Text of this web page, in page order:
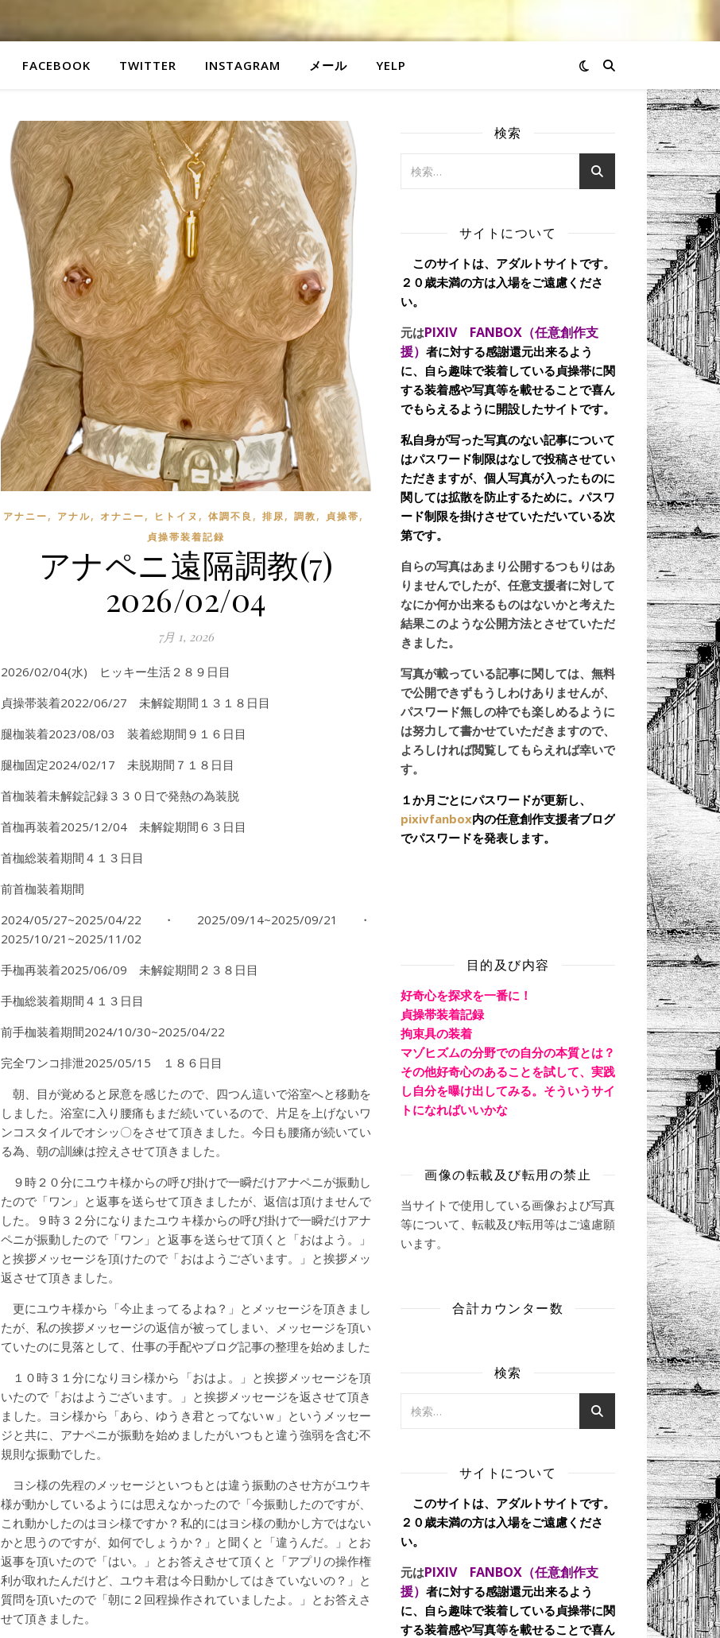
FACEBOOK TWITTER INSTAGRAM メール YELP
アナニー, アナル, オナニー, ヒトイヌ , 体調不良 , 排尿, 調教, 貞操帯,
貞操帯装着記録
アナペニ遠隔調教(7)
2026/02/04
7月 1, 2026
2026/02/04(水) ヒッキー生活２８９日目
貞操帯装着2022/06/27 未解錠期間１３１８日目
腿枷装着2023/08/03 装着総期間９１６日目
腿枷固定2024/02/17 未脱期間７１８日目
首枷装着未解錠記録３３０日で発熱の為装脱
首枷再装着2025/12/04 未解錠期間６３日目
首枷総装着期間４１３日目
前首枷装着期間
2024/05/27~2025/04/22・2025/09/14~2025/09/21・
2025/10/21~2025/11/02
手枷再装着2025/06/09 未解錠期間２３８日目
手枷総装着期間４１３日目
前手枷装着期間2024/10/30~2025/04/22
完全ワンコ排泄2025/05/15 １８６日目
朝、目が覚めると尿意を感じたので、四つん這いで浴室へと移動を
しました。浴室に入り腰痛もまだ続いているので、片足を上げないワ
ンコスタイルでオシッ〇をさせて頂きました。今日も腰痛が続いてい
る為、朝の訓練は控えさせて頂きました。
９時２０分にユウキ様からの呼び掛けで一瞬だけアナペニが振動し
たので「ワン」と返事を送らせて頂きましたが、返信は頂けませんで
した。９時３２分になりまたユウキ様からの呼び掛けで一瞬だけアナ
ペニが振動したので「ワン」と返事を送らせて頂くと「おはよう。」
と挨拶メッセージを頂けたので「おはようございます。」と挨拶メッ
返させて頂きました。
更にユウキ様から「今止まってるよね？」とメッセージを頂きまし
たが、私の挨拶メッセージの返信が被ってしまい、メッセージを頂い
ていたのに見落として、仕事の手配やブログ記事の整理を始めました
１０時３１分になりヨシ様から「おはよ。」と挨拶メッセージを頂
いたので「おはようございます。」と挨拶メッセージを返させて頂き
ました。ヨシ様から「あら、ゆうき君とってないｗ」というメッセー
ジと共に、アナペニが振動を始めましたがいつもと違う強弱を含む不
規則な振動でした。
ヨシ様の先程のメッセージといつもとは違う振動のさせ方がユウキ
様が動かしているようには思えなかったので「今振動したのですが、
これ動かしたのはヨシ様ですか？私的にはヨシ様の動かし方ではない
かと思うのですが、如何でしょうか？」と聞くと「違うんだ。」とお
返事を頂いたので「はい。」とお答えさせて頂くと「アプリの操作権
利が取れたんだけど、ユウキ君は今日動かしてはきていないの？」と
質問を頂いたので「朝に２回程操作されていましたよ。」とお答えさ
せて頂きました。
検索
サイトについて
このサイトは、アダルトサイトです。
２０歳未満の方は入場をご遠慮くださ
い。
元はPIXIV FANBOX（任意創作支
援） 者に対する感謝還元出来るよう
に、自ら趣味で装着している貞操帯に関
する装着感や写真等を載せることで喜ん
でもらえるように開設したサイトです。
私自身が写った写真のない記事について
はパスワード制限はなしで投稿させてい
ただきますが、個人写真が入ったものに
関しては拡散を防止するために。パスワ
ード制限を掛けさせていただいている次
第です。
自らの写真はあまり公開するつもりはあ
りませんでしたが、任意支援者に対して
なにか何か出来るものはないかと考えた
結果このような公開方法とさせていただ
きました。
写真が載っている記事に関しては、無料
で公開できずもうしわけありませんが、
パスワード無しの枠でも楽しめるように
は努力して書かせていただきますので、
よろしければ閲覧してもらえれば幸いで
す。
１か月ごとにパスワードが更新し、
pixivfanbox内の任意創作支援者ブログ
でパスワードを発表します。
目的及び内容
好奇心を探求を一番に！
貞操帯装着記録
拘束具の装着
マゾヒズムの分野での自分の本質とは？
その他好奇心のあることを試して、実践
し自分を曝け出してみる。そういうサイ
トになればいいかな
画像の転載及び転用の禁止
当サイトで使用している画像および写真
等について、転載及び転用等はご遠慮願
います。
合計カウンター数
検索
サイトについて
このサイトは、アダルトサイトです。
２０歳未満の方は入場をご遠慮くださ
い。
元はPIXIV FANBOX（任意創作支
援） 者に対する感謝還元出来るよう
に、自ら趣味で装着している貞操帯に関
する装着感や写真等を載せることで喜ん